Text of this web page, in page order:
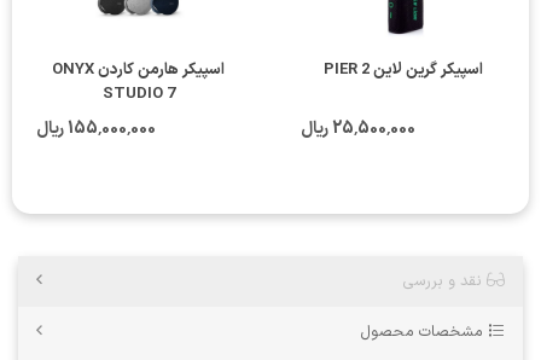
اسپیکر گرین لاین PIER 2
25٬500٬000 ریال
اسپیکر هارمن کاردن ONYX
STUDIO 7
155٬000٬000 ریال
نقد و بررسی
مشخصات محصول